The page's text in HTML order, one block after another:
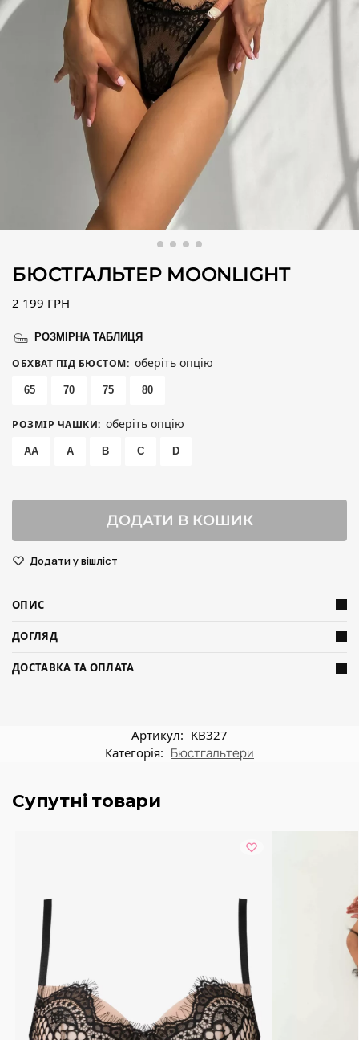
БЮСТГАЛЬТЕР MOONLIGHT
2 199 ГРН
РОЗМІРНА ТАБЛИЦЯ
ОБХВАТ ПІД БЮСТОМ: оберіть опцію
65 70 75 80
РОЗМІР ЧАШКИ: оберіть опцію
AA A B C D
ДОДАТИ В КОШИК
Додати у вішліст
ОПИС
ДОГЛЯД
ДОСТАВКА ТА ОПЛАТА
Артикул: KB327
Категорія: Бюстгальтери
Супутні товари